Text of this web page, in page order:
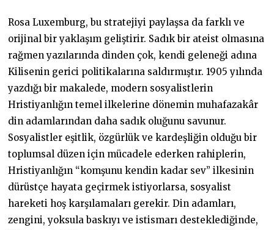
Rosa Luxemburg, bu stratejiyi paylaşsa da farklı ve
orijinal bir yaklaşım geliştirir. Sadık bir ateist olmasına
rağmen yazılarında dinden çok, kendi geleneği adına
Kilisenin gerici politikalarına saldırmıştır. 1905 yılında
yazdığı bir makalede, modern sosyalistlerin
Hristiyanlığın temel ilkelerine dönemin muhafazakâr
din adamlarından daha sadık oluğunu savunur.
Sosyalistler eşitlik, özgürlük ve kardeşliğin olduğu bir
toplumsal düzen için mücadele ederken rahiplerin,
Hristiyanlığın “komşunu kendin kadar sev” ilkesinin
dürüstçe hayata geçirmek istiyorlarsa, sosyalist
hareketi hoş karşılamaları gerekir. Din adamları,
zengini, yoksula baskıyı ve istismarı desteklediğinde,